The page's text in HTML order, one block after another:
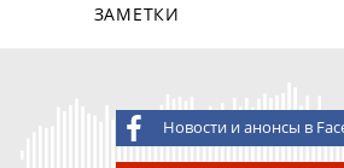
ЗАМЕТКИ
Новости и анонсы в